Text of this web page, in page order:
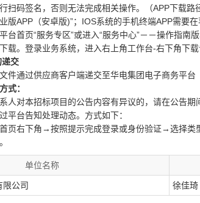
扫码签名，否则无法完成相关操作。（APP下载
版APP（安卓版)”；IOS系统的手机终端APP需要
台首页“服务专区”或进入“服务中心”－－操作指南版
载。登录业务系统，进入右上角工作台-右下角下
递交
件通过供应商客户端递交至华电集团电子商务平台
式：
人对本招标项目的公告内容有异议的，请在公告
平台告知处理动态。方式如下：
页右下角→按照提示完成登录或身份验证→选择
单位名称
限公司 徐佳琦